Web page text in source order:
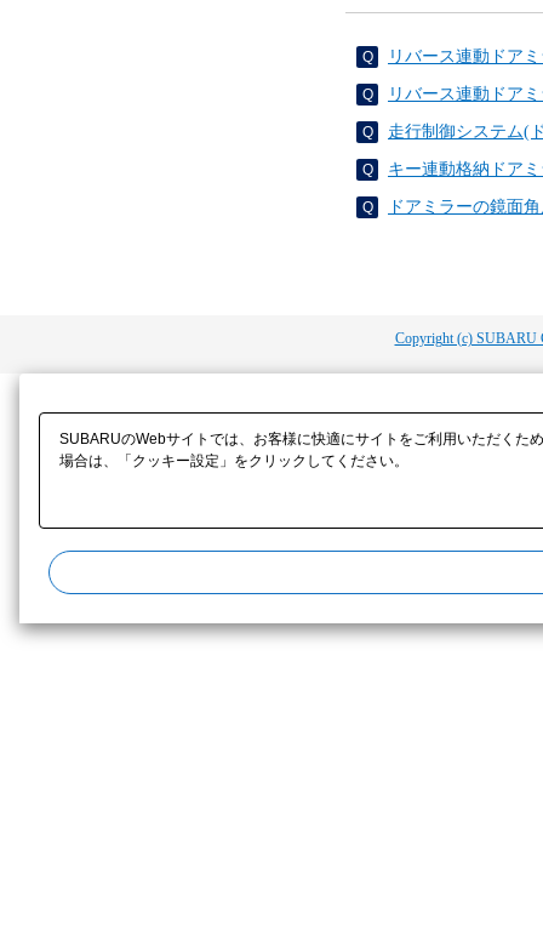
リバース連動ドア
リバース連動ドア
走行制御システム(
キー連動格納ドア
ドアミラーの鏡面
Copyright (c) SUBARU
SUBARUのWebサイトでは、お客様に快適にサイトをご利用いただく
場合は、「クッキー設定」をクリックしてください。​